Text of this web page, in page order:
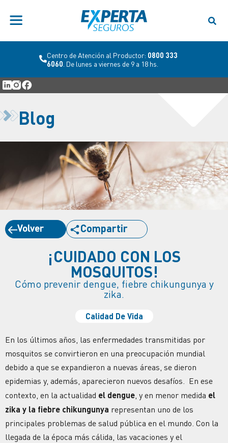
Centro de Atención al Productor: 0800 333
6060 . De lunes a viernes de 9 a 18 hs.
Blog
Volver Compartir
¡CUIDADO CON LOS
MOSQUITOS!
Cómo prevenir dengue, fiebre chikungunya y
zika.
Calidad De Vida
En los últimos años, las enfermedades transmitidas por
mosquitos se convirtieron en una preocupación mundial
debido a que se expandieron a nuevas áreas, se dieron
epidemias y, además, aparecieron nuevos desafíos. En ese
contexto, en la actualidad el dengue, y en menor medida el
zika y la fiebre chikungunya representan uno de los
principales problemas de salud pública en el mundo. Con la
llegada de la época más cálida, las vacaciones y el